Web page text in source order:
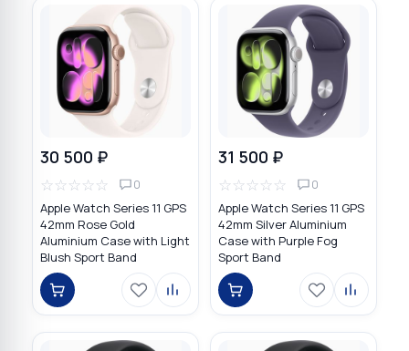
30 500 ₽
☆☆☆☆☆ 0
Apple Watch Series 11 GPS
42mm Rose Gold
Aluminium Case with Light
Blush Sport Band
31 500 ₽
☆☆☆☆☆ 0
Apple Watch Series 11 GPS
42mm Silver Aluminium
Case with Purple Fog
Sport Band